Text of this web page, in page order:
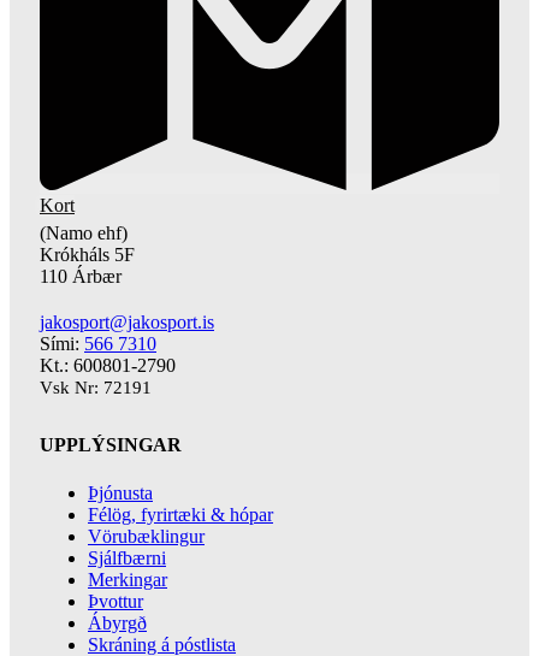
Kort
(Namo ehf)
Krókháls 5F
110 Árbær
jakosport@jakosport.is
Sími: 566 7310
Kt.: 600801-2790
Vsk Nr: 72191
UPPLÝSINGAR
Þjónusta
Félög, fyrirtæki & hópar
Vörubæklingur
Sjálfbærni
Merkingar
Þvottur
Ábyrgð
Skráning á póstlista